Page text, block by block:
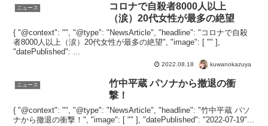
ニュース
コロナで自殺者8000人以上
（涙）20代女性が最多の絶望
{ "@context": "", "@type": "NewsArticle", "headline": "コロナで自殺
者8000人以上（涙）20代女性が最多の絶望", "image": [ "" ],
"datePublished": ...
2022.08.18 kuwanokazuya
ニュース
竹中平蔵 パソナから撤退の衝
撃！
{ "@context": "", "@type": "NewsArticle", "headline": "竹中平蔵 パソ
ナから撤退の衝撃！", "image": [ "" ], "datePublished": "2022-07-19"...